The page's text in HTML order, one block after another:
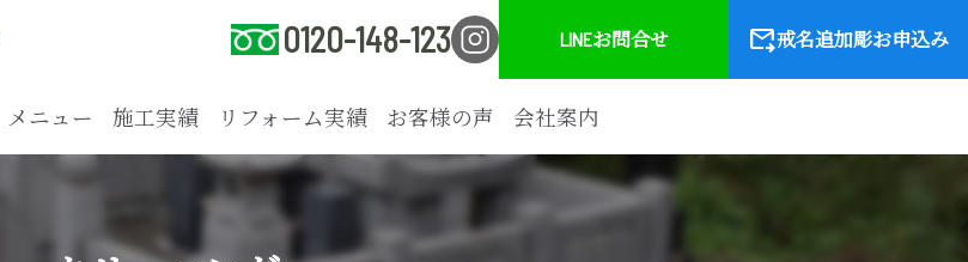
0120-148-123 LINEお問合せ forward_to_inbox戒名追加彫お申込み
メニュー 施工実績 リフォーム実績 お客様の声 会社案内